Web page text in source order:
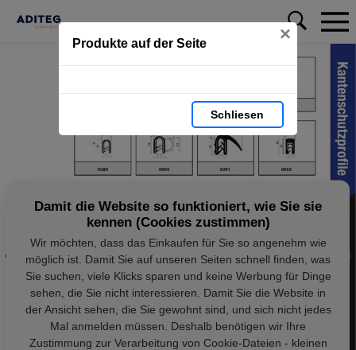
Produkte auf der Seite ×
Schliesen
Damit die Website so funktioniert, wie Sie sie
kennen (Cookies zustimmen)
Wir möchten, dass das Einkaufen für Sie so angenehm wie
möglich ist. Damit Sie auf unseren Seiten schnell finden, was
Sie suchen, viele Klicks sparen und keine Werbung für Dinge
sehen, die Sie nicht interessieren. Damit Sie die Website in
der Ansicht sehen, die Sie gewohnt sind, und sich nicht jedes
Mal anmelden müssen. Deshalb benötigen wir Ihre
Zustimmung zur Verarbeitung von Cookie-Dateien - kleinen